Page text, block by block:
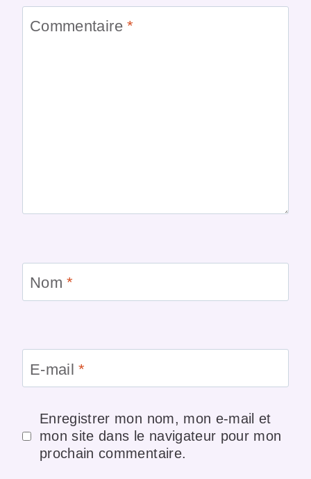
Commentaire*
Nom*
E-mail*
Enregistrer mon nom, mon e-mail et
mon site dans le navigateur pour mon
prochain commentaire.